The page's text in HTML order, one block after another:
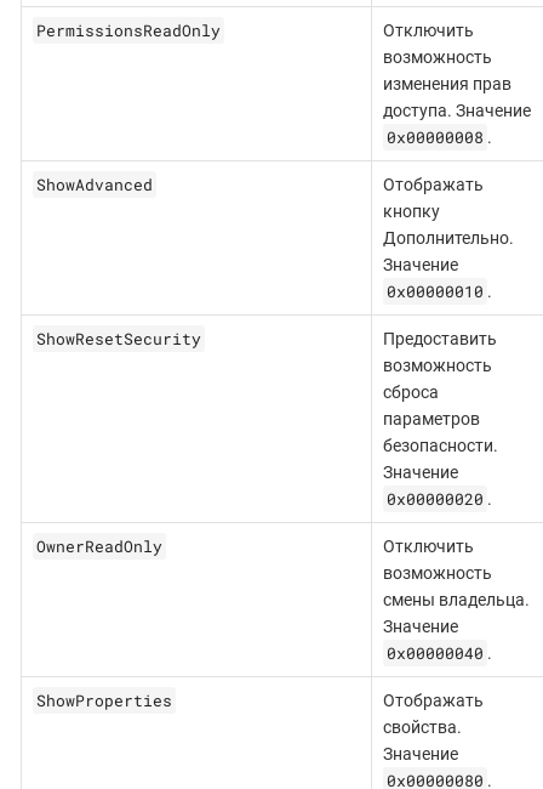
PermissionsReadOnly
Отключить
возможность
изменения прав
доступа. Значение
0x00000008 .
ShowAdvanced
Отображать
кнопку
Дополнительно.
Значение
0x00000010 .
ShowResetSecurity
Предоставить
возможность
сброса
параметров
безопасности.
Значение
0x00000020 .
OwnerReadOnly
Отключить
возможность
смены владельца.
Значение
0x00000040 .
ShowProperties
Отображать
свойства.
Значение
0x00000080 .